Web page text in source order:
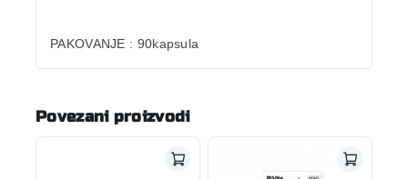
PAKOVANJE : 90kapsula
Povezani proizvodi